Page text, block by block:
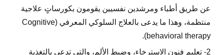
عن طريق أطباء ومرشدين نفسيين يقومون بكورساتٍ علاجية
منتظمة، وهذا ما يدعى بالعلاج السلوكي المعرفي (Cognitive
behavioral therapy).
2- تعليم فنون الاسترخاء، وضبط الألم، والتي تدعى بالتغذية